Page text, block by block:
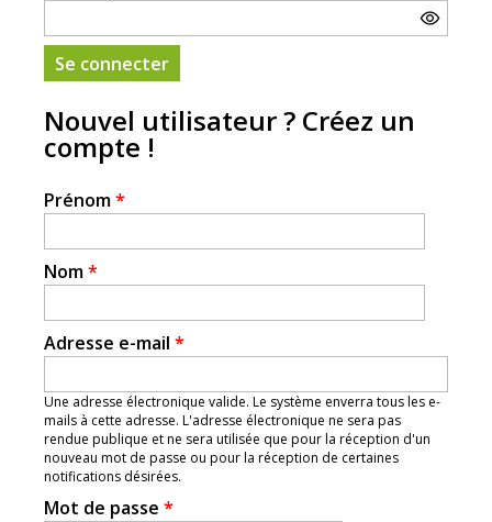
Nouvel utilisateur ? Créez un
compte !
Prénom*
Nom*
Adresse e-mail *
Une adresse électronique valide. Le système enverra tous les e-
mails à cette adresse. L'adresse électronique ne sera pas
rendue publique et ne sera utilisée que pour la réception d'un
nouveau mot de passe ou pour la réception de certaines
notifications désirées.
Mot de passe *